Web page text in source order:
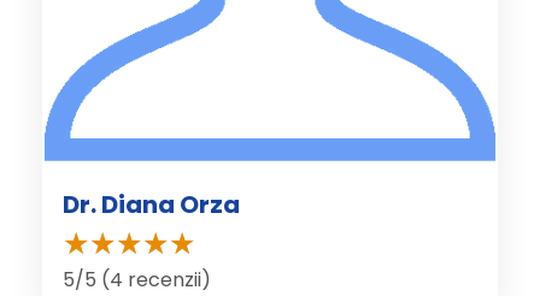
Dr. Diana Orza
5/5 (4 recenzii)